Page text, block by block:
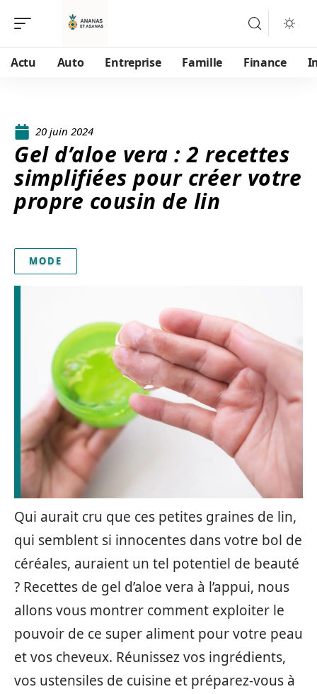
Actu Auto Entreprise Famille Finance
20 juin 2024
Gel d’aloe vera : 2 recettes
simplifiées pour créer votre
propre cousin de lin
MODE
Qui aurait cru que ces petites graines de lin,
qui semblent si innocentes dans votre bol de
céréales, auraient un tel potentiel de beauté
? Recettes de gel d’aloe vera à l’appui, nous
allons vous montrer comment exploiter le
pouvoir de ce super aliment pour votre peau
et vos cheveux. Réunissez vos ingrédients,
vos ustensiles de cuisine et préparez-vous à